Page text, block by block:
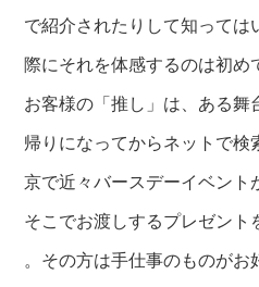
で紹介されたりして知っては
際にそれを体感するのは初め
お客様の「推し」は、ある舞
帰り になってからネットで検
京で近々バースデーイベント
そこでお渡しするプレゼント
。その方は手仕事のものがお